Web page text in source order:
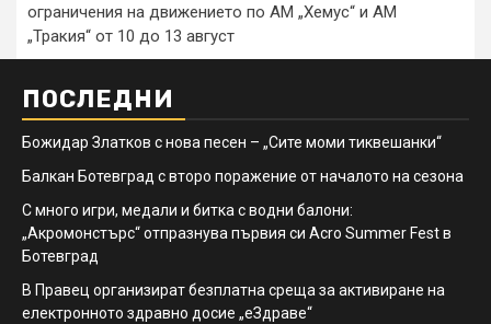
ограничения на движението по АМ „Хемус“ и АМ
„Тракия“ от 10 до 13 август
ПОСЛЕДНИ
Божидар Златков с нова песен – „Сите моми тиквешанки“
Балкан Ботевград с второ поражение от началото на сезона
С много игри, медали и битка с водни балони:
„Акромонстърс“ отпразнува първия си Acro Summer Fest в
Ботевград
В Правец организират безплатна среща за активиране на
електронното здравно досие „еЗдраве“